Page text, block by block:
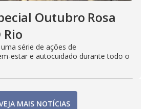
Outubro Rosa
Rio
série de ações de
estar e autocuidado durante todo o
MAIS NOTÍCIAS